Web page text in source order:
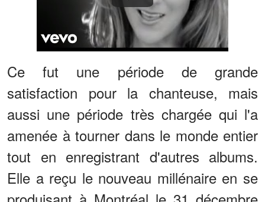
Ce fut une période de grande
satisfaction pour la chanteuse, mais
aussi une période très chargée qui l'a
amenée à tourner dans le monde entier
tout en enregistrant d'autres albums.
Elle a reçu le nouveau millénaire en se